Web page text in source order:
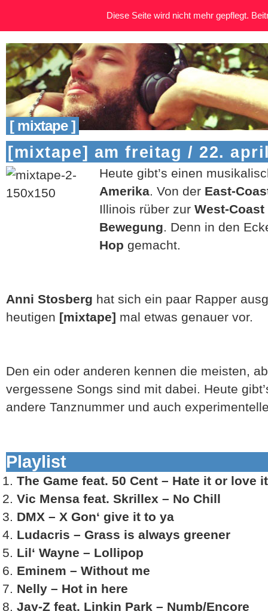
[ mixtape ]
[mixtape] am freitag / 22.
Heute gibt’s einen
Amerika. Von der East-
Illinois rüber zur West-Coast
Bewegung. Denn in den
Hop gemacht.
Anni Stosberg hat sich ein paar Rapper
heutigen [mixtape] mal etwas genauer vor.
Den ein oder anderen kennen die meisten,
vergessene Songs sind mit dabei. Heute
andere Tanznummer und auch
Playlist
The Game feat. 50 Cent – Hate it or love it
Vic Mensa feat. Skrillex – No Chill
DMX – X Gon‘ give it to ya
Ludacris – Grass is always greener
Lil‘ Wayne – Lollipop
Eminem – Without me
Nelly – Hot in here
Jay-Z feat. Linkin Park – Numb/Encore
Diese Seite wird nicht mehr gepflegt.